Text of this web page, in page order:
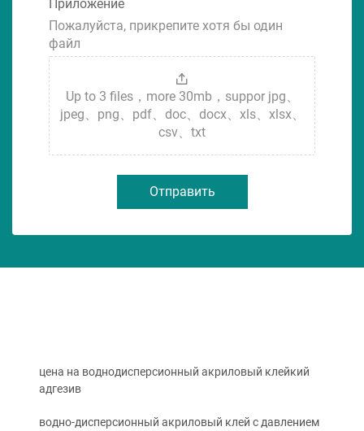
Приложение
Пожалуйста, прикрепите хотя бы один
файл
Up to 3 files，more 30mb，suppor jpg、
jpeg、png、pdf、doc、docx、xls、xlsx、
csv、txt
Отправить
цена на воднодисперсионный акриловый клейкий
адгезив
водно-дисперсионный акриловый клей с давлением